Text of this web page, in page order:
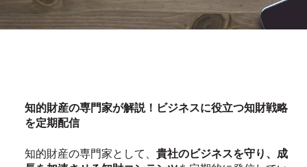
知的財産の専門家が解説！ビジネスに役立つ知財戦略
を定期配信
知的財産の専門家として、 貴社のビジネスを守り、成